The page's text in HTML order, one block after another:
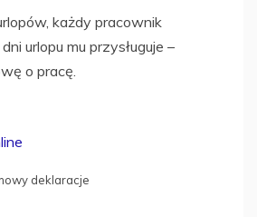
każdy pracownik
urlopu mu przysługuje –
o pracę.
deklaracje